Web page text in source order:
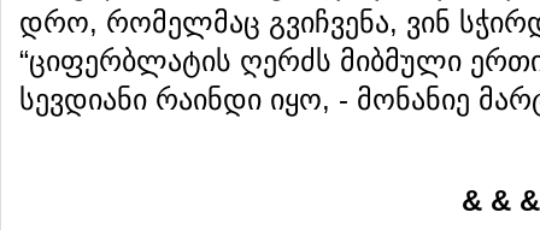
დრო, რომელმაც გვიჩვენა, ვინ
“ციფერბლატის ღერძს მიბმული ერთი
სევდიანი რაინდი იყო, - მონანიე
& & &